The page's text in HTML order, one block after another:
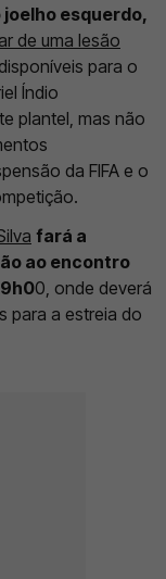
esquerdo,
de uma lesão
para o
Índio
plantel, mas não
da FIFA e o
fará a
ao encontro
0, onde deverá
para a estreia do